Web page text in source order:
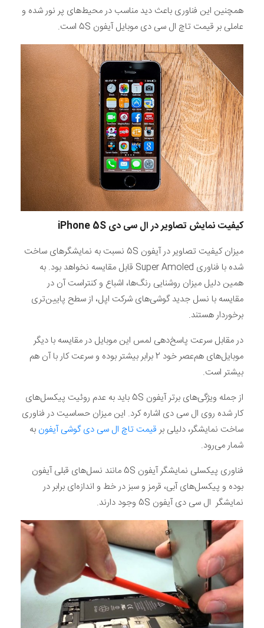
همچنین این فناوری باعث دید مناسب در محیط‌های پر نور شده و
عاملی بر قیمت تاچ ال سی دی موبایل آیفون 5S است.
کیفیت نمایش تصاویر در ال سی دی iPhone5S
میزان کیفیت تصاویر در آیفون 5S نسبت به نمایشگرهای ساخت
شده با فناوری Super Amoled قابل مقایسه نخواهد بود. به
همین دلیل میزان روشنایی رنگ‌ها، اشباع و کنتراست آن در
مقایسه با نسل جدید گوشی‌های شرکت اپل، از سطح پایین‌تری
برخوردار هستند.
در مقابل سرعت پاسخ‌دهی لمس این موبایل در مقایسه با دیگر
موبایل‌های هم‌عصر خود 2 برابر بیشتر بوده و سرعت کار با آن هم
بیشتر است.
از جمله ویژگی‌های برتر آیفون 5S باید به عدم روئیت پیکسل‌های
کار شده روی ال سی دی اشاره کرد. این میزان حساسیت در فناوری
ساخت نمایشگر، دلیلی برقیمت تاچ ال سی دی گوشی آیفون به
شمار می‌رود.
فناوری پیکسلی نمایشگر آیفون 5S مانند نسل‌های قبلی آیفون
بوده و پیکسل‌های آبی، قرمز و سبز در خط و اندازه‌ای برابر در
نمایشگر ال سی دی آیفون 5S وجود دارند.